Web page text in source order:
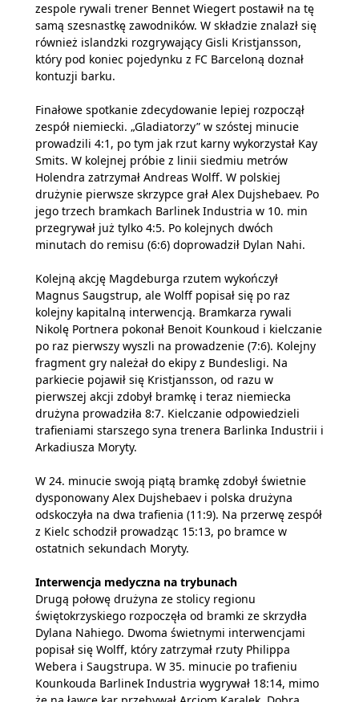
zespole rywali trener Bennet Wiegert postawił na tę
samą szesnastkę zawodników. W składzie znalazł się
również islandzki rozgrywający Gisli Kristjansson,
który pod koniec pojedynku z FC Barceloną doznał
kontuzji barku.
Finałowe spotkanie zdecydowanie lepiej rozpoczął
zespół niemiecki. „Gladiatorzy” w szóstej minucie
prowadzili 4:1, po tym jak rzut karny wykorzystał Kay
Smits. W kolejnej próbie z linii siedmiu metrów
Holendra zatrzymał Andreas Wolff. W polskiej
drużynie pierwsze skrzypce grał Alex Dujshebaev. Po
jego trzech bramkach Barlinek Industria w 10. min
przegrywał już tylko 4:5. Po kolejnych dwóch
minutach do remisu (6:6) doprowadził Dylan Nahi.
Kolejną akcję Magdeburga rzutem wykończył
Magnus Saugstrup, ale Wolff popisał się po raz
kolejny kapitalną interwencją. Bramkarza rywali
Nikolę Portnera pokonał Benoit Kounkoud i kielczanie
po raz pierwszy wyszli na prowadzenie (7:6). Kolejny
fragment gry należał do ekipy z Bundesligi. Na
parkiecie pojawił się Kristjansson, od razu w
pierwszej akcji zdobył bramkę i teraz niemiecka
drużyna prowadziła 8:7. Kielczanie odpowiedzieli
trafieniami starszego syna trenera Barlinka Industrii i
Arkadiusza Moryty.
W 24. minucie swoją piątą bramkę zdobył świetnie
dysponowany Alex Dujshebaev i polska drużyna
odskoczyła na dwa trafienia (11:9). Na przerwę zespół
z Kielc schodził prowadząc 15:13, po bramce w
ostatnich sekundach Moryty.
Interwencja medyczna na trybunach
Drugą połowę drużyna ze stolicy regionu
świętokrzyskiego rozpoczęła od bramki ze skrzydła
Dylana Nahiego. Dwoma świetnymi interwencjami
popisał się Wolff, który zatrzymał rzuty Philippa
Webera i Saugstrupa. W 35. minucie po trafieniu
Kounkouda Barlinek Industria wygrywał 18:14, mimo